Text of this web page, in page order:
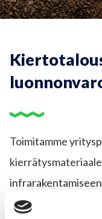
Toimitamme
oteta luonnosta,